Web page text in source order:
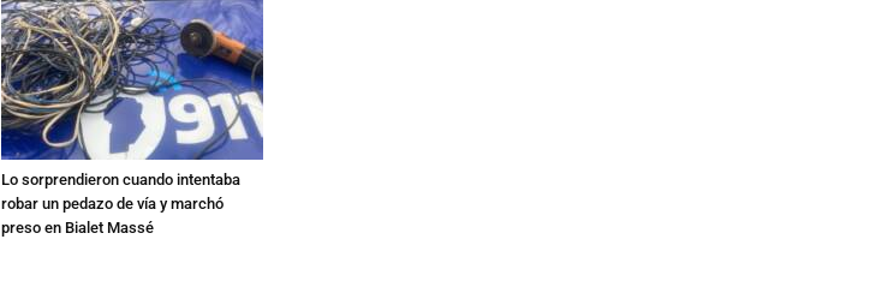
Lo sorprendieron cuando intentaba
robar un pedazo de vía y marchó
preso en Bialet Massé